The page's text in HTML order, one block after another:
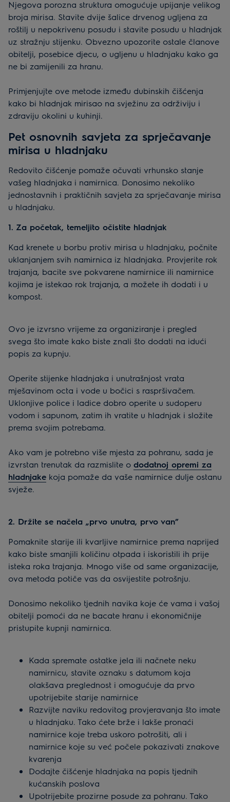
Njegova porozna struktura omogućuje upijanje velikog
broja mirisa. Stavite dvije šalice drvenog ugljena za
roštilj u nepokrivenu posudu i stavite posudu u hladnjak
uz stražnju stijenku. Obvezno upozorite ostale članove
obitelji, posebice djecu, o ugljenu u hladnjaku kako ga
ne bi zamijenili za hranu.
Primjenjujte ove metode između dubinskih čišćenja
kako bi hladnjak mirisao na svježinu za održiviju i
zdraviju okolini u kuhinji.
Pet osnovnih savjeta za sprječavanje
mirisa u hladnjaku
Redovito čišćenje pomaže očuvati vrhunsko stanje
vašeg hladnjaka i namirnica. Donosimo nekoliko
jednostavnih i praktičnih savjeta za sprječavanje mirisa
u hladnjaku.
1. Za početak, temeljito očistite hladnjak
Kad krenete u borbu protiv mirisa u hladnjaku, počnite
uklanjanjem svih namirnica iz hladnjaka. Provjerite rok
trajanja, bacite sve pokvarene namirnice ili namirnice
kojima je istekao rok trajanja, a možete ih dodati i u
kompost.
Ovo je izvrsno vrijeme za organiziranje i pregled
svega što imate kako biste znali što dodati na idući
popis za kupnju.
Operite stijenke hladnjaka i unutrašnjost vrata
mješavinom octa i vode u bočici s raspršivačem.
Uklonjive police i ladice dobro operite u sudoperu
vodom i sapunom, zatim ih vratite u hladnjak i složite
prema svojim potrebama.
Ako vam je potrebno više mjesta za pohranu, sada je
izvrstan trenutak da razmislite o dodatnoj opremi za
hladnjake koja pomaže da vaše namirnice dulje ostanu
svježe.
2. Držite se načela „prvo unutra, prvo van”
Pomaknite starije ili kvarljive namirnice prema naprijed
kako biste smanjili količinu otpada i iskoristili ih prije
isteka roka trajanja. Mnogo više od same organizacije,
ova metoda potiče vas da osvijestite potrošnju.
Donosimo nekoliko tjednih navika koje će vama i vašoj
obitelji pomoći da ne bacate hranu i ekonomičnije
pristupite kupnji namirnica.
Kada spremate ostatke jela ili načnete neku
namirnicu, stavite oznaku s datumom koja
olakšava preglednost i omogućuje da prvo
upotrijebite starije namirnice
Razvijte naviku redovitog provjeravanja što imate
u hladnjaku. Tako ćete brže i lakše pronaći
namirnice koje treba uskoro potrošiti, ali i
namirnice koje su već počele pokazivati znakove
kvarenja
Dodajte čišćenje hladnjaka na popis tjednih
kućanskih poslova
Upotrijebite prozirne posude za pohranu. Tako